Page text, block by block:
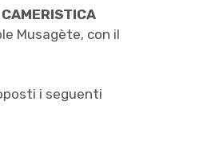
Musagète, con il
i seguenti